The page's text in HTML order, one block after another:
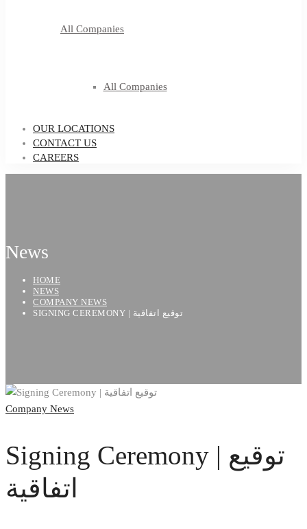
All Companies
All Companies
OUR LOCATIONS
CONTACT US
CAREERS
News
HOME
NEWS
COMPANY NEWS
SIGNING CEREMONY | توقيع اتفاقية
Company News
Signing Ceremony | توقيع
اتفاقية